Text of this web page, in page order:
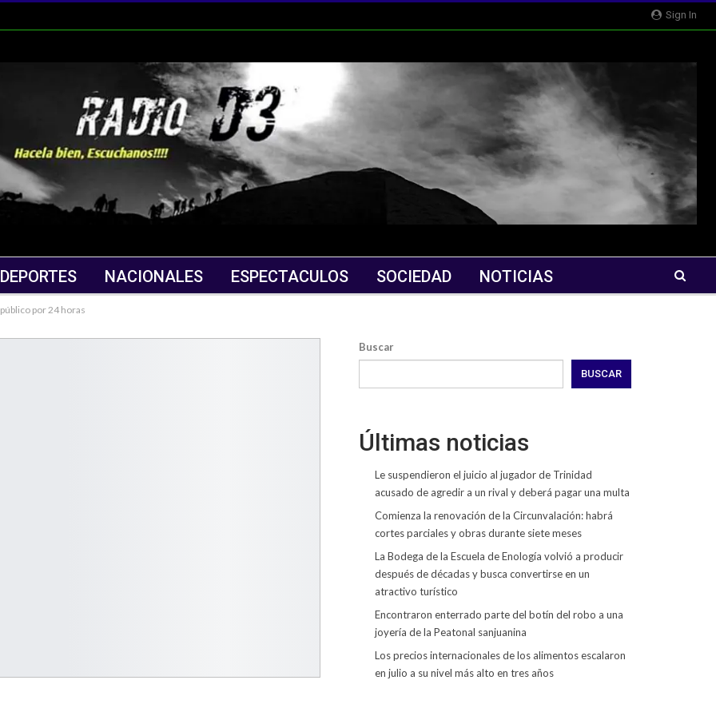
Sign In
DEPORTES NACIONALES ESPECTACULOS SOCIEDAD NOTICIAS
por 24 horas
Buscar
BUSCAR
Últimas noticias
Le suspendieron el juicio al jugador de Trinidad
acusado de agredir a un rival y deberá pagar una multa
Comienza la renovación de la Circunvalación: habrá
cortes parciales y obras durante siete meses
La Bodega de la Escuela de Enología volvió a producir
después de décadas y busca convertirse en un
atractivo turístico
Encontraron enterrado parte del botín del robo a una
joyería de la Peatonal sanjuanina
Los precios internacionales de los alimentos escalaron
en julio a su nivel más alto en tres años